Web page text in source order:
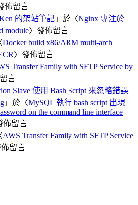
佈留言
的架站筆記 」於〈Nginx 專注於
module〉發佈留言
Docker build x86/ARM multi-arch
〉發佈留言
Transfer Family with SFTP Service by
言
Slave 使用 Bash Script 來忽略錯誤
」於〈MySQL 執行 bash script 出現
on the command line interface
佈留言
AWS Transfer Family with SFTP Service
佈留言